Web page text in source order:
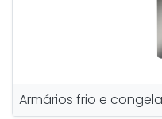
Armários frio e